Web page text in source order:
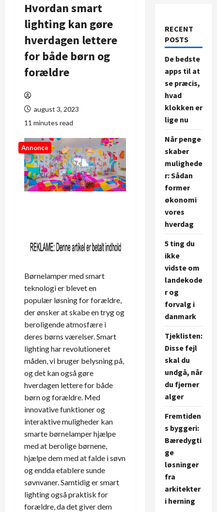
Hvordan smart
lighting kan gøre
hverdagen lettere
for både børn og
forældre
august 3, 2023
11 minutes read
Annonce
Børnelamper med smart
teknologi er blevet en
populær løsning for forældre,
der ønsker at skabe en tryg og
beroligende atmosfære i
deres børns værelser. Smart
lighting har revolutioneret
måden, vi bruger belysning på,
og det kan også gøre
hverdagen lettere for både
børn og forældre. Med
innovative funktioner og
interaktive muligheder kan
smarte børnelamper hjælpe
med at berolige børnene,
hjælpe dem med at falde i søvn
og endda etablere sunde
søvnvaner. Samtidig er smart
lighting også praktisk for
forældre, da det giver dem
RECENT
POSTS
De bedste
apps til at
se præcis,
hvad
klokken er
lige nu
Når penge
skaber
mulighede
r: Sådan
former
økonomi
vores
hverdag
5 ting du
ikke
vidste om
landekode
r og
forvalg i
danmark
Tjeklisten:
Disse fejl
skal du
undgå, når
du fjerner
alger
Fremtiden
s byggeri:
Bæredygti
ge
løsninger
fra
arkitekter
i herning